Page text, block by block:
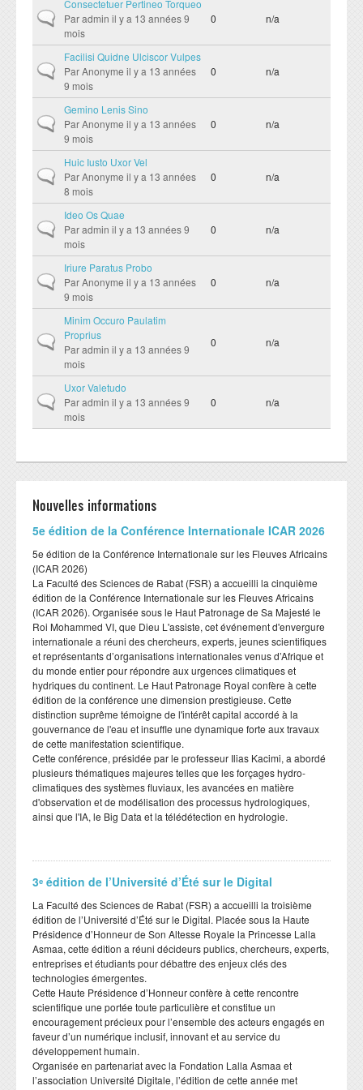
Formation Continue Plateformes techniques
ESPACE ENSEIGNANTS
Livres et publications
DEPARTEMENTS
Département BIOLOGIE
Département CHIMIE
Département GEOLOGIE
Département INFORMATIQUE
Département MATHEMATIQUES
Département PHYSIQUE
CONTACT
Sujet normal
Consectetuer Pertineo Torqueo
Paradmin il y a 13 années 9
mois
0 n/a
Sujet normal
Facilisi Quidne Ulciscor Vulpes
ParAnonyme il y a 13 années
9 mois
0 n/a
Sujet normal
Gemino Lenis Sino
ParAnonyme il y a 13 années
9 mois
0 n/a
Sujet normal
Huic Iusto Uxor Vel
ParAnonyme il y a 13 années
8 mois
0 n/a
Sujet normal
Ideo Os Quae
Paradmin il y a 13 années 9
mois
0 n/a
Sujet normal
Iriure Paratus Probo
ParAnonyme il y a 13 années
9 mois
0 n/a
Sujet normal
Minim Occuro Paulatim
Proprius
Paradmin il y a 13 années 9
mois
0 n/a
Sujet normal
Uxor Valetudo
Paradmin il y a 13 années 9
mois
0 n/a
Nouvelles informations
​5e édition de la Conférence Internationale ICAR 2026
​5e édition de la Conférence Internationale sur les Fleuves Africains
(ICAR 2026)
​La Faculté des Sciences de Rabat (FSR) a accueilli la cinquième
édition de la Conférence Internationale sur les Fleuves Africains
(ICAR 2026). Organisée sous le Haut Patronage de Sa Majesté le
Roi Mohammed VI, que Dieu L'assiste, cet événement d'envergure
internationale a réuni des chercheurs, experts, jeunes scientifiques
et représentants d’organisations internationales venus d’Afrique et
du monde entier pour répondre aux urgences climatiques et
hydriques du continent. Le Haut Patronage Royal confère à cette
édition de la conférence une dimension prestigieuse. Cette
distinction suprême témoigne de l'intérêt capital accordé à la
gouvernance de l'eau et insuffle une dynamique forte aux travaux
de cette manifestation scientifique.
​Cette conférence, présidée par le professeur Ilias Kacimi, a abordé
plusieurs thématiques majeures telles que les forçages hydro-
climatiques des systèmes fluviaux, les avancées en matière
d'observation et de modélisation des processus hydrologiques,
ainsi que l'IA, le Big Data et la télédétection en hydrologie.
3ᵉ édition de l’Université d’Été sur le Digital
​La Faculté des Sciences de Rabat (FSR) a accueilli la troisième
édition de l’Université d’Été sur le Digital. Placée sous la Haute
Présidence d’Honneur de Son Altesse Royale la Princesse Lalla
Asmaa, cette édition a réuni décideurs publics, chercheurs, experts,
entreprises et étudiants pour débattre des enjeux clés des
technologies émergentes.
​Cette Haute Présidence d’Honneur confère à cette rencontre
scientifique une portée toute particulière et constitue un
encouragement précieux pour l’ensemble des acteurs engagés en
faveur d’un numérique inclusif, innovant et au service du
développement humain.
​Organisée en partenariat avec la Fondation Lalla Asmaa et
l’association Université Digitale, l’édition de cette année met